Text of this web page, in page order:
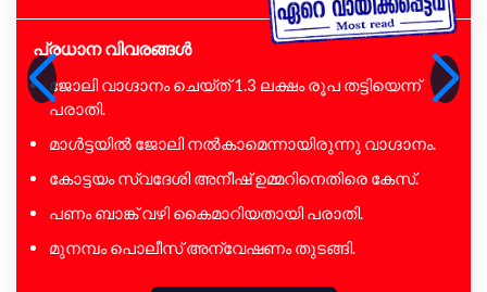
പ്രധാന വിവരങ്ങൾ
ജോലി വാഗ്ദാനം ചെയ്ത് 1.3 ലക്ഷം രൂപ തട്ടിയെന്ന്
പരാതി.
മാൾട്ടയിൽ ജോലി നൽകാമെന്നായിരുന്നു വാഗ്ദാനം.
കോട്ടയം സ്വദേശി അനീഷ് ഉമ്മറിനെതിരെ കേസ്.
പണം ബാങ്ക് വഴി കൈമാറിയതായി പരാതി.
മുനമ്പം പൊലീസ് അന്വേഷണം തുടങ്ങി.